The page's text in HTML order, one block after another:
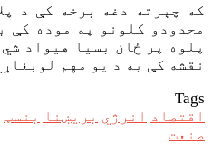
که چېرته دغه برخه کې د
محدودو کلونو په موده کې
پلوه پر ځان بسیا هيواد
نقشه کې به د یو مهم
Tags
اقتصاد انرژي بريښنا بنسټ
صنعت